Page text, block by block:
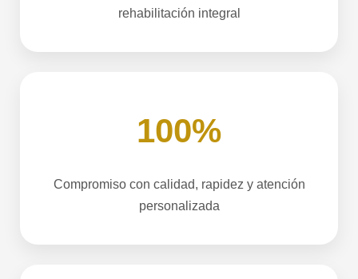
rehabilitación integral
100%
Compromiso con calidad, rapidez y atención
personalizada